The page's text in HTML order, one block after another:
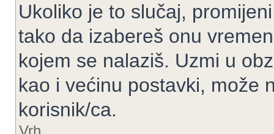
Ukoliko je to slučaj,
tako da izabereš onu
kojem se nalaziš. Uzmi u
kao i većinu postavki, može
korisnik/ca.
Vrh